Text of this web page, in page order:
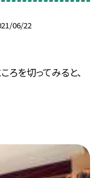
06/22
ろを切ってみると、